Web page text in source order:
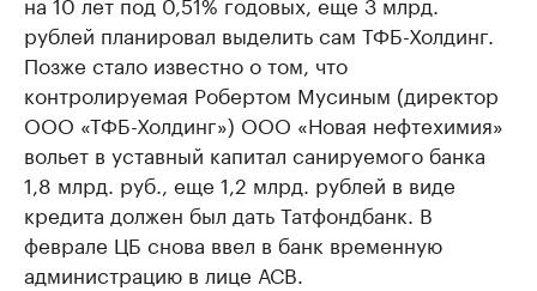
рублей планировал выделить сам ТФБ-Холдинг.
Позже стало известно о том, что
контролируемая Робертом Мусиным (директор
ООО «ТФБ-Холдинг») ООО «Новая нефтехимия»
вольет в уставный капитал санируемого банка
1,8 млрд. руб., еще 1,2 млрд. рублей в виде
кредита должен был дать Татфондбанк. В
феврале ЦБ снова ввел в банк временную
администрацию в лице АСВ.